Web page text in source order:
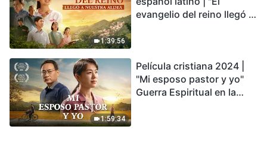
1:39:56
evangelio del reino llegó a
1:59:34
Película cristiana 2024 |
"Mi esposo pastor y yo"
Guerra Espiritual en la